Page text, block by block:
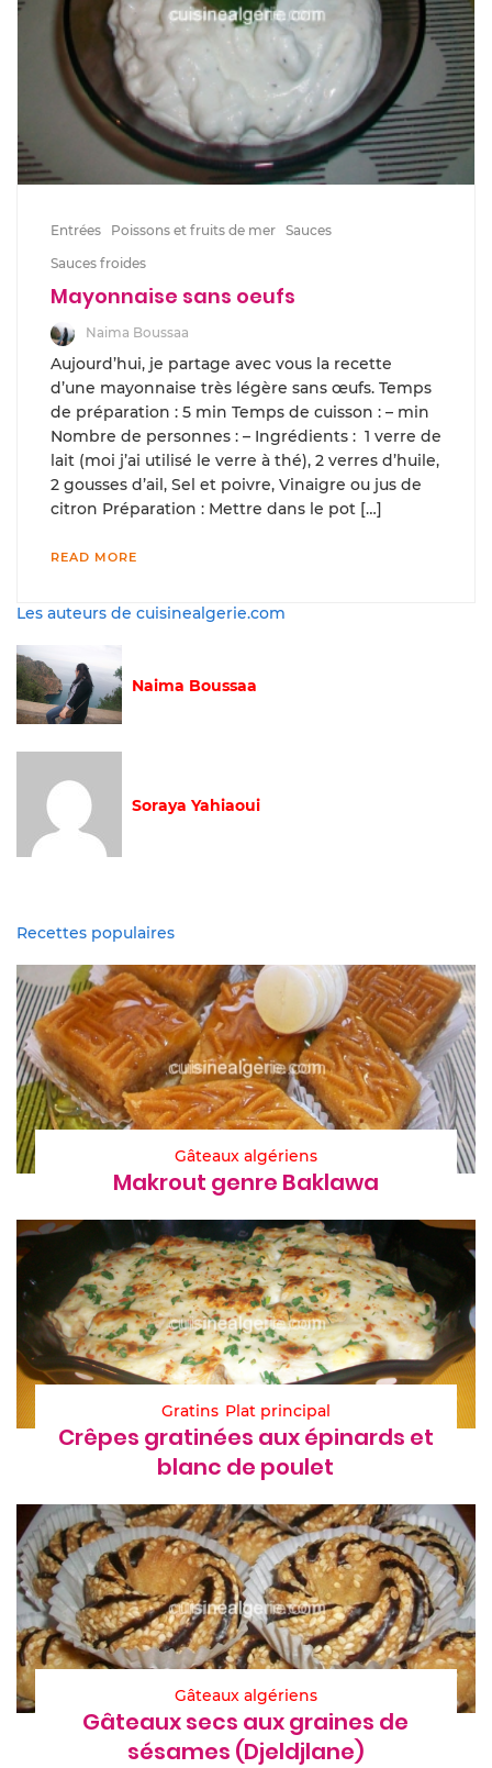
Entrées Poissons et fruits de mer Sauces
Sauces froides
Mayonnaise sans oeufs
Naima Boussaa
Aujourd’hui, je partage avec vous la recette
d’une mayonnaise très légère sans œufs. Temps
de préparation : 5 min Temps de cuisson : – min
Nombre de personnes : – Ingrédients : 1 verre de
lait (moi j’ai utilisé le verre à thé), 2 verres d’huile,
2 gousses d’ail, Sel et poivre, Vinaigre ou jus de
citron Préparation : Mettre dans le pot […]
READ MORE
Les auteurs de cuisinealgerie.com
Naima Boussaa
Soraya Yahiaoui
Recettes populaires
Gâteaux algériens
Makrout genre Baklawa
Gratins Plat principal
Crêpes gratinées aux épinards et
blanc de poulet
Gâteaux algériens
Gâteaux secs aux graines de
sésames (Djeldjlane)